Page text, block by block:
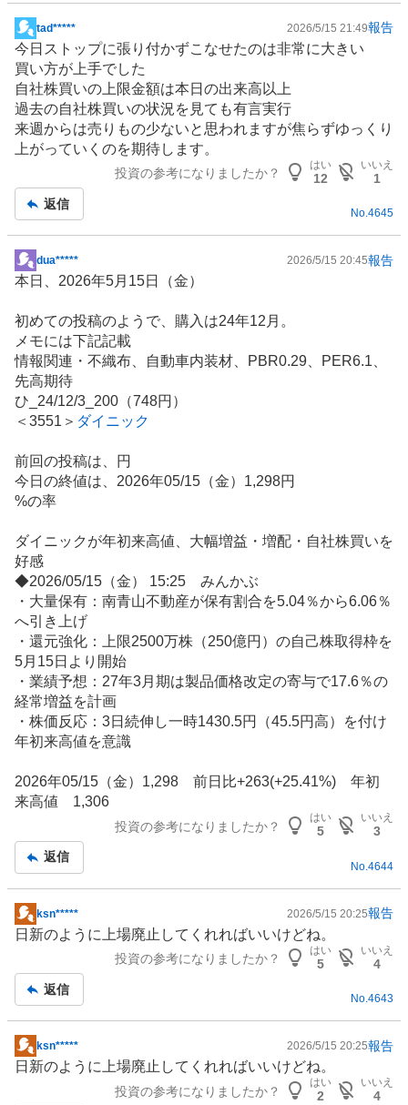
掲
示
板
記
事
tad***** 2026/5/15 21:49報告
今日ストップに張り付かずこなせたのは非常に大きい
買い方が上手でした
自社株買いの上限金額は本日の出来高以上
過去の自社株買いの状況を見ても有言実行
来週からは売りもの少ないと思われますが焦らずゆっくり
上がっていくのを期待します。
投資の参考になりましたか？
はい
12
いいえ
1
返信
No.4645
掲
示
記
事
dua***** 2026/5/15 20:45報告
本日、2026年5月15日（金）
初めての投稿のようで、購入は24年12月。
メモには下記記載
情報関連・不織布、自動車内装材、PBR0.29、PER6.1、
先高期待
ひ_24/12/3_200（748円）
＜3551＞ ダイニック
前回の投稿は、円
今日の終値は、2026年05/15（金）1,298円
%の率
ダイニックが年初来高値、大幅増益・増配・自社株買いを
好感
◆2026/05/15（金） 15:25 みんかぶ
・大量保有：南青山不動産が保有割合を5.04％から6.06％
へ引き上げ
・還元強化：上限2500万株（250億円）の自己株取得枠を
5月15日より開始
・業績予想：27年3月期は製品価格改定の寄与で17.6％の
経常増益を計画
・株価反応：3日続伸し一時1430.5円（45.5円高）を付け
年初来高値を意識
2026年05/15（金）1,298 前日比+263(+25.41%) 年初
来高値 1,306
投資の参考になりましたか？
はい
5
いいえ
3
返信
No. 4644
掲
示
事
ksn***** 2026/5/15 20:25報告
日新のように上場廃止してくれればいいけどね。
投資の参考になりましたか？
はい
5
いいえ
4
返信
No.4643
掲
示
ksn***** 2026/5/15 20:25報告
日新のように上場廃止してくれればいいけどね。
投資の参考になりましたか？
はい
2
いいえ
4